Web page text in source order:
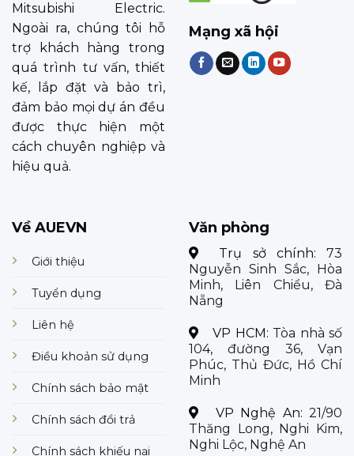
Mitsubishi Electric.
Ngoài ra, chúng tôi hỗ
trợ khách hàng trong
quá trình tư vấn, thiết
kế, lắp đặt và bảo trì,
đảm bảo mọi dự án đều
được thực hiện một
cách chuyên nghiệp và
hiệu quả.
Mạng xã hội
Về AUEVN
Giới thiệu
Tuyển dụng
Liên hệ
Điều khoản sử dụng
Chính sách bảo mật
Chính sách đổi trả
Chính sách khiếu nại
Văn phòng
Trụ sở chính: 73
Nguyễn Sinh Sắc, Hòa
Minh, Liên Chiểu, Đà
Nẵng
VP HCM: Tòa nhà số
104, đường 36, Vạn
Phúc, Thủ Đức, Hồ Chí
Minh
VP Nghệ An: 21/90
Thăng Long, Nghi Kim,
Nghi Lộc, Nghệ An